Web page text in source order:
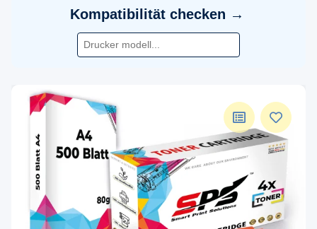
Kompatibilität checken →